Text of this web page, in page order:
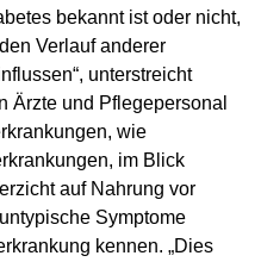
bekannt ist oder nicht,
Verlauf anderer
unterstreicht
Ärzte und Pflegepersonal
wie
im Blick
auf Nahrung vor
Symptome
kennen. „Dies